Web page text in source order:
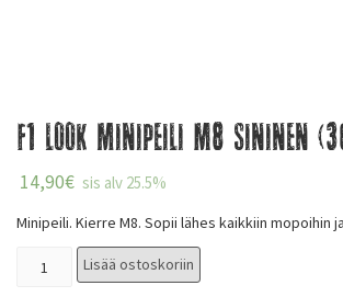
F1 look minipeili M8 Sininen
14,90€ sis alv 25.5%
Minipeili. Kierre M8. Sopii lähes kaikkiin mopoihin
Lisää ostoskoriin